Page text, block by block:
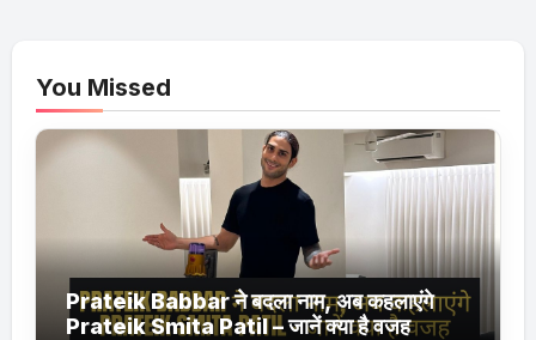
You Missed
Prateik Babbar ने बदला नाम, अब कहलाएंगे
Prateik Smita Patil – जानें क्या है वजह